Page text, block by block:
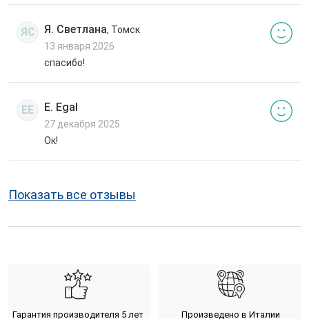
ЯС Я. Светлана, Томск
13 января 2026
спасибо!
EE E. Egal
27 декабря 2025
Ок!
Показать все отзывы
Гарантия производителя 5 лет Произведено в Италии